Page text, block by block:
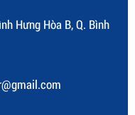
Hưng Hòa B, Q. Bình